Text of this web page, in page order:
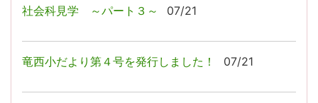
社会科見学 ～パート３～ 07/21
竜西小だより第４号を発行しました！ 07/21